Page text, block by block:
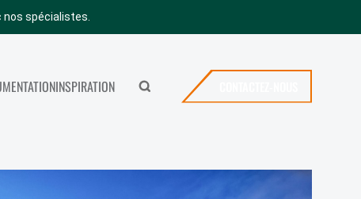
nos spécialistes.
MERYBOIS
INSPIRATION Rechercher